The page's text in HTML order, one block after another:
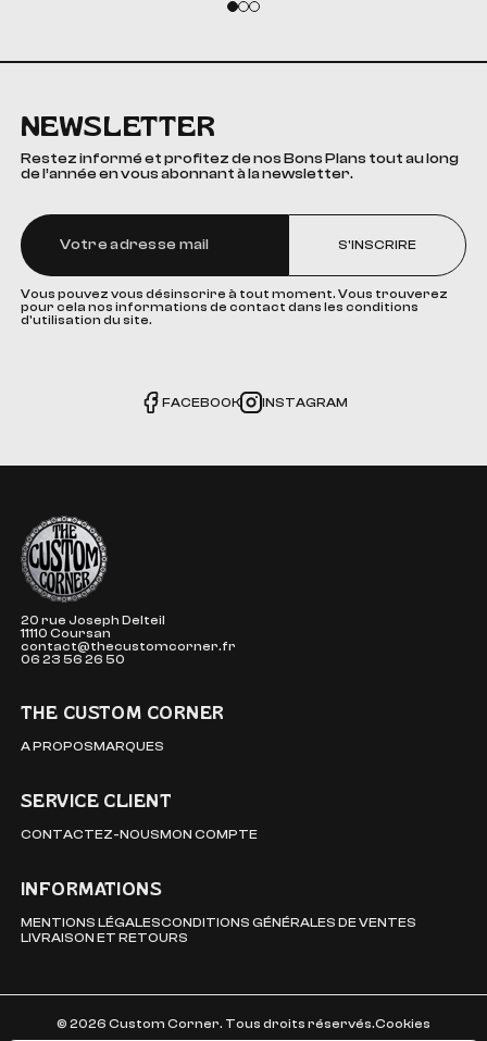
NEWSLETTER
Restez informé et profitez de nos Bons Plans tout au long
de l’année en vous abonnant à la newsletter.
S'INSCRIRE
Vous pouvez vous désinscrire à tout moment. Vous trouverez
pour cela nos informations de contact dans les conditions
d'utilisation du site.
FACEBOOK INSTAGRAM
The Custom Corner
20 rue Joseph Delteil
11110 Coursan
contact@thecustomcorner.fr
06 23 56 26 50
THE CUSTOM CORNER
A PROPOSMARQUES
SERVICE CLIENT
CONTACTEZ-NOUSMON COMPTE
INFORMATIONS
MENTIONS LÉGALESCONDITIONS GÉNÉRALES DE VENTES
LIVRAISON ET RETOURS
© 2026 Custom Corner. Tous droits réservés.Cookies